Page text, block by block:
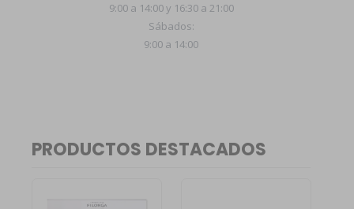
9:00 a 14:00 y 16:30 a 21:00
Sábados:
9:00 a 14:00